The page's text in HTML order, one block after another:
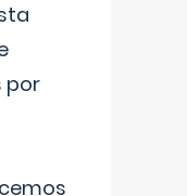
por